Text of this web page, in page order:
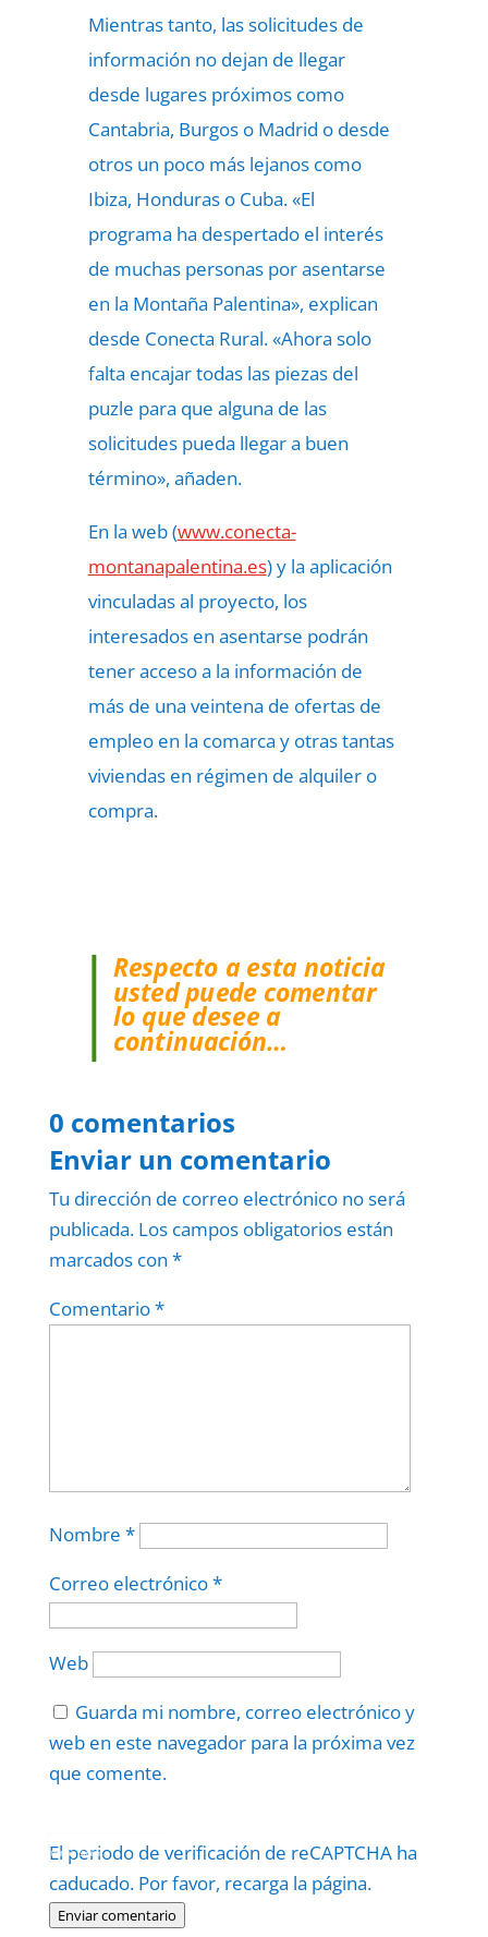
Mientras tanto, las solicitudes de
información no dejan de llegar
desde lugares próximos como
Cantabria, Burgos o Madrid o desde
otros un poco más lejanos como
Ibiza, Honduras o Cuba. «El
programa ha despertado el interés
de muchas personas por asentarse
en la Montaña Palentina», explican
desde Conecta Rural. «Ahora solo
falta encajar todas las piezas del
puzle para que alguna de las
solicitudes pueda llegar a buen
término», añaden.
En la web (www.conecta-
montanapalentina.es) y la aplicación
vinculadas al proyecto, los
interesados en asentarse podrán
tener acceso a la información de
más de una veintena de ofertas de
empleo en la comarca y otras tantas
viviendas en régimen de alquiler o
compra.
Respecto a esta noticia
usted puede comentar
lo que desee a
continuación…
0 comentarios
Enviar un comentario
Tu dirección de correo electrónico no será
publicada. Los campos obligatorios están
marcados con *
Comentario*
Nombre *
Correo electrónico*
Web
Guarda mi nombre, correo electrónico y
web en este navegador para la próxima vez
que comente.
El periodo de verificación de reCAPTCHA ha
caducado. Por favor, recarga la página.
Enviar comentario
Politica–Términos.